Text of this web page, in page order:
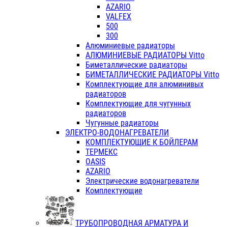
AZARIO
VALFEX
500
300
Алюминиевые радиаторы
АЛЮМИНИЕВЫЕ РАДИАТОРЫ Vitto
Биметаллические радиаторы
БИМЕТАЛЛИЧЕСКИЕ РАДИАТОРЫ Vitto
Комплектующие для алюминивых
радиаторов
Комплектующие для чугунных
радиаторов
Чугунные радиаторы
ЭЛЕКТРО-ВОДОНАГРЕВАТЕЛИ
КОМПЛЕКТУЮЩИЕ К БОЙЛЕРАМ
ТЕРМЕКС
OASIS
AZARIO
Электрические водонагреватели
Комплектующие
ТРУБОПРОВОДНАЯ АРМАТУРА И